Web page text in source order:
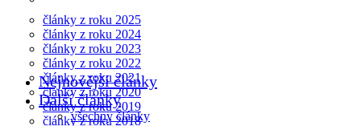
články z roku 2025
články z roku 2024
články z roku 2023
články z roku 2022
články z roku 2021
články z roku 2020
články z roku 2019
články z roku 2018
Nejnovější články
Další články
všechny články